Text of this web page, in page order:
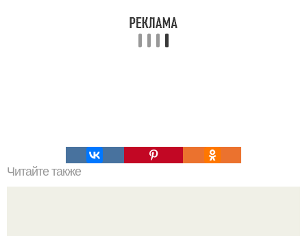
Читайте также